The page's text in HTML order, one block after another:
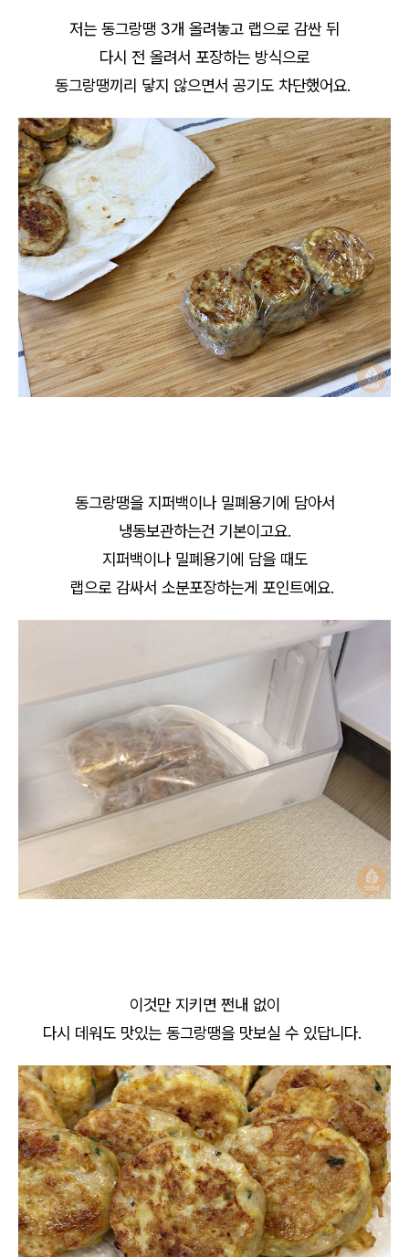
저는 동그랑땡 3개 올려놓고 랩으로 감싼 뒤
다시 전 올려서 포장하는 방식으로
동그랑땡끼리 닿지 않으면서 공기도 차단했어요.
동그랑땡을 지퍼백이나 밀폐용기에 담아서
냉동보관하는건 기본이고요.
지퍼백이나 밀폐용기에 담을 때도
랩으로 감싸서 소분포장하는게 포인트에요.
이것만 지키면 쩐내 없이
다시 데워도 맛있는 동그랑땡을 맛보실 수 있답니다.